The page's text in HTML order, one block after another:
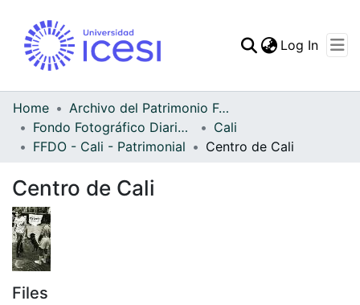
Statistics
Log In
Home
Archivo del Patrimonio Fotográfico y Fílmico del Valle del Cauca
Fondo Fotográfico Diario Occidente
Cali
FFDO - Cali - Patrimonial
Centro de Cali
Centro de Cali
Files